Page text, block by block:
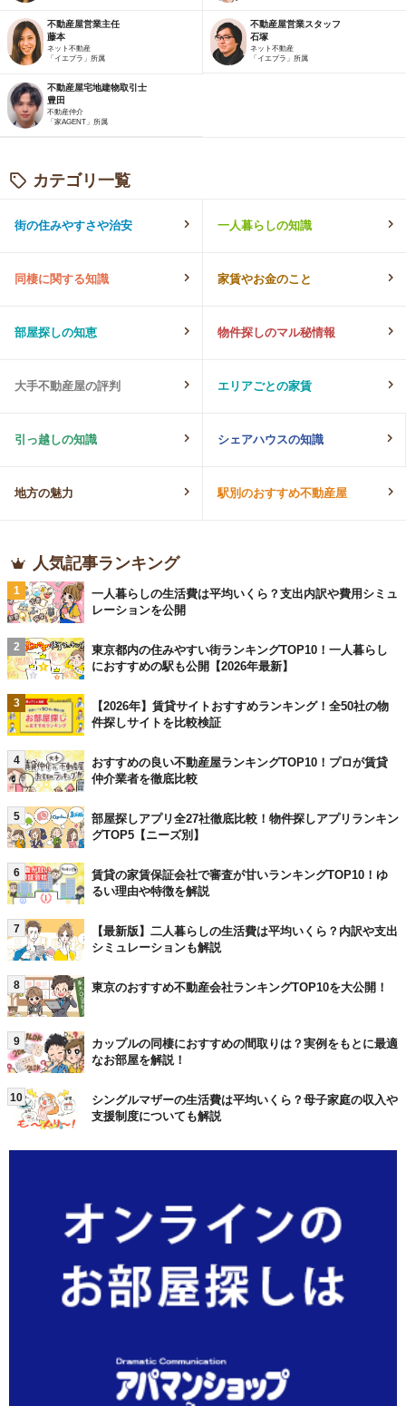
不動産屋営業主任
藤本
ネット不動産
「イエプラ」所属
不動産屋営業スタッフ
石塚
ネット不動産
「イエプラ」所属
不動産屋宅地建物取引士
豊田
不動産仲介
「家AGENT」所属
カテゴリ一覧
街の住みやすさや治安 一人暮らしの知識
同棲に関する知識 家賃やお金のこと
部屋探しの知恵 物件探しのマル秘情報
大手不動産屋の評判 エリアごとの家賃
引っ越しの知識 シェアハウスの知識
地方の魅力 駅別のおすすめ不動産屋
人気記事ランキング
1
一人暮らしの生活費は平均いくら？支出内訳や費用シミュ
レーションを公開
2
東京都内の住みやすい街ランキングTOP10！一人暮らし
におすすめの駅も公開【2026年最新】
3
【2026年】賃貸サイトおすすめランキング！全50社の物
件探しサイトを比較検証
4
おすすめの良い不動産屋ランキングTOP10！プロが賃貸
仲介業者を徹底比較
5
部屋探しアプリ全27社徹底比較！物件探しアプリランキン
グTOP5【ニーズ別】
6
賃貸の家賃保証会社で審査が甘いランキングTOP10！ゆ
るい理由や特徴を解説
7
【最新版】二人暮らしの生活費は平均いくら？内訳や支出
シミュレーションも解説
8 東京のおすすめ不動産会社ランキングTOP10を大公開！
9
カップルの同棲におすすめの間取りは？実例をもとに最適
なお部屋を解説！
10
シングルマザーの生活費は平均いくら？母子家庭の収入や
支援制度についても解説